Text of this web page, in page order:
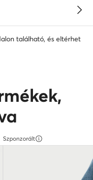
található, és eltérhet
Szponzorált